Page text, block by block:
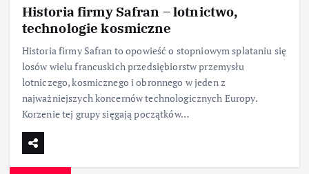
Historia firmy Safran – lotnictwo,
technologie kosmiczne
Historia firmy Safran to opowieść o stopniowym splataniu się
losów wielu francuskich przedsiębiorstw przemysłu
lotniczego, kosmicznego i obronnego w jeden z
najważniejszych koncernów technologicznych Europy.
Korzenie tej grupy sięgają początków…